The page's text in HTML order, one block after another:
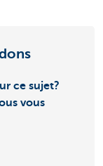
ce sujet?
vous